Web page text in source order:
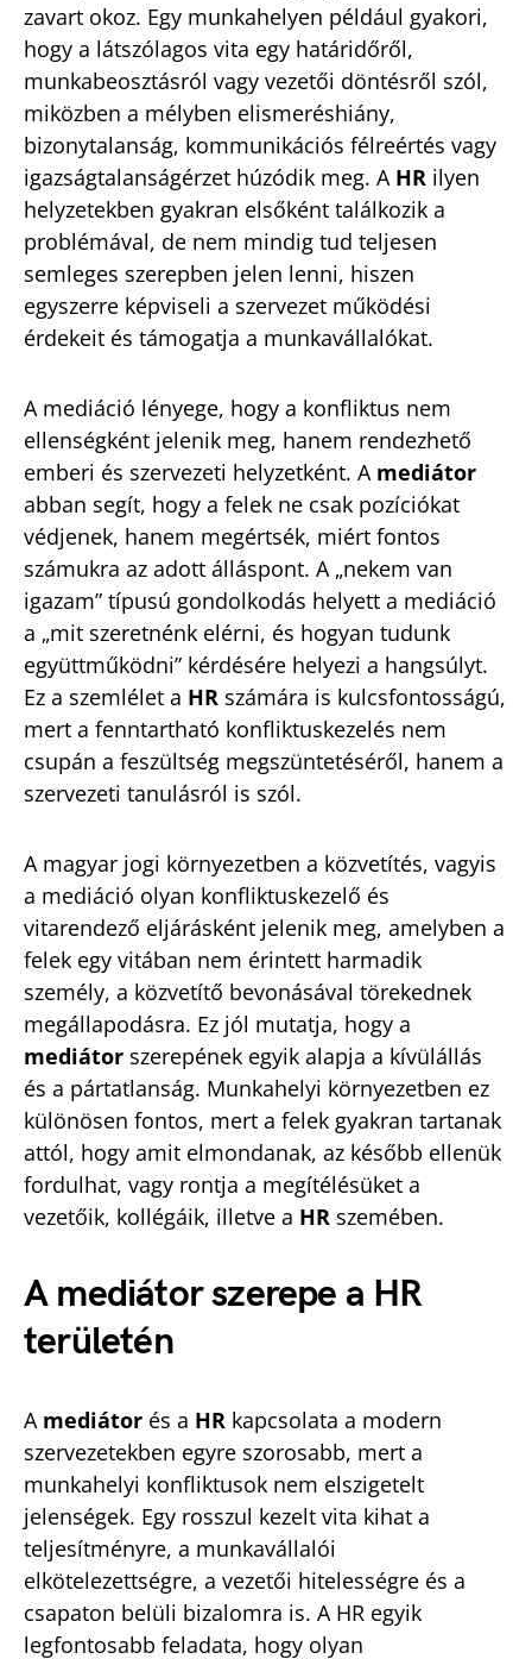
zavart okoz. Egy munkahelyen például gyakori,
hogy a látszólagos vita egy határidőről,
munkabeosztásról vagy vezetői döntésről szól,
miközben a mélyben elismeréshiány,
bizonytalanság, kommunikációs félreértés vagy
igazságtalanságérzet húzódik meg. A HR ilyen
helyzetekben gyakran elsőként találkozik a
problémával, de nem mindig tud teljesen
semleges szerepben jelen lenni, hiszen
egyszerre képviseli a szervezet működési
érdekeit és támogatja a munkavállalókat.
A mediáció lényege, hogy a konfliktus nem
ellenségként jelenik meg, hanem rendezhető
emberi és szervezeti helyzetként. A mediátor
abban segít, hogy a felek ne csak pozíciókat
védjenek, hanem megértsék, miért fontos
számukra az adott álláspont. A „nekem van
igazam” típusú gondolkodás helyett a mediáció
a „mit szeretnénk elérni, és hogyan tudunk
együttműködni” kérdésére helyezi a hangsúlyt.
Ez a szemlélet a HR számára is kulcsfontosságú,
mert a fenntartható konfliktuskezelés nem
csupán a feszültség megszüntetéséről, hanem a
szervezeti tanulásról is szól.
A magyar jogi környezetben a közvetítés, vagyis
a mediáció olyan konfliktuskezelő és
vitarendező eljárásként jelenik meg, amelyben a
felek egy vitában nem érintett harmadik
személy, a közvetítő bevonásával törekednek
megállapodásra. Ez jól mutatja, hogy a
mediátor szerepének egyik alapja a kívülállás
és a pártatlanság. Munkahelyi környezetben ez
különösen fontos, mert a felek gyakran tartanak
attól, hogy amit elmondanak, az később ellenük
fordulhat, vagy rontja a megítélésüket a
vezetőik, kollégáik, illetve a HR szemében.
A mediátor szerepe a HR
területén
A mediátor és a HR kapcsolata a modern
szervezetekben egyre szorosabb, mert a
munkahelyi konfliktusok nem elszigetelt
jelenségek. Egy rosszul kezelt vita kihat a
teljesítményre, a munkavállalói
elkötelezettségre, a vezetői hitelességre és a
csapaton belüli bizalomra is. A HR egyik
legfontosabb feladata, hogy olyan